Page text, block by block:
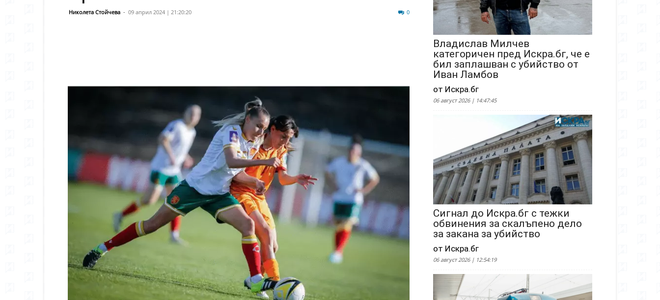
Николета Стойчева - 09 април 2024 | 21:20:20 0
Владислав Милчев
категоричен пред Искра.бг, че е
бил заплашван с убийство от
Иван Ламбов
от Искра.бг
06 август 2026 | 14:47:45
Сигнал до Искра.бг с тежки
обвинения за скалъпено дело
за закана за убийство
от Искра.бг
06 август 2026 | 12:54:19